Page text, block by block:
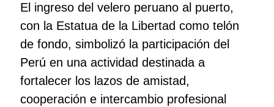
El ingreso del velero peruano al puerto,
con la Estatua de la Libertad como telón
de fondo, simbolizó la participación del
Perú en una actividad destinada a
fortalecer los lazos de amistad,
cooperación e intercambio profesional